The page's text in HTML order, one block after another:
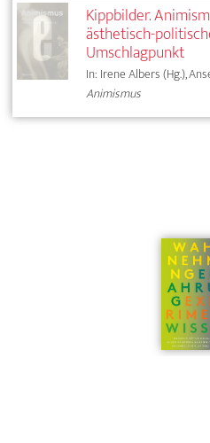
Kippbilder.
ästhetisch-
Umschlagpunkt
In: Irene Albers (Hg.),
Animismus